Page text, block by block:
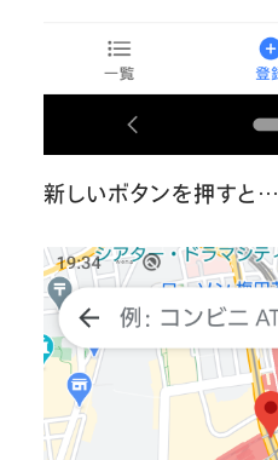
新しいボタンを押すと…